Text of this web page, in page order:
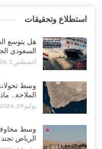
استطلاع وتحقيقات
هل يتوسع
السعودي
أغسطس 1, 2026
وسط
الملاحة..
يوليو 29, 2026
وسط مخاوف
الرياض